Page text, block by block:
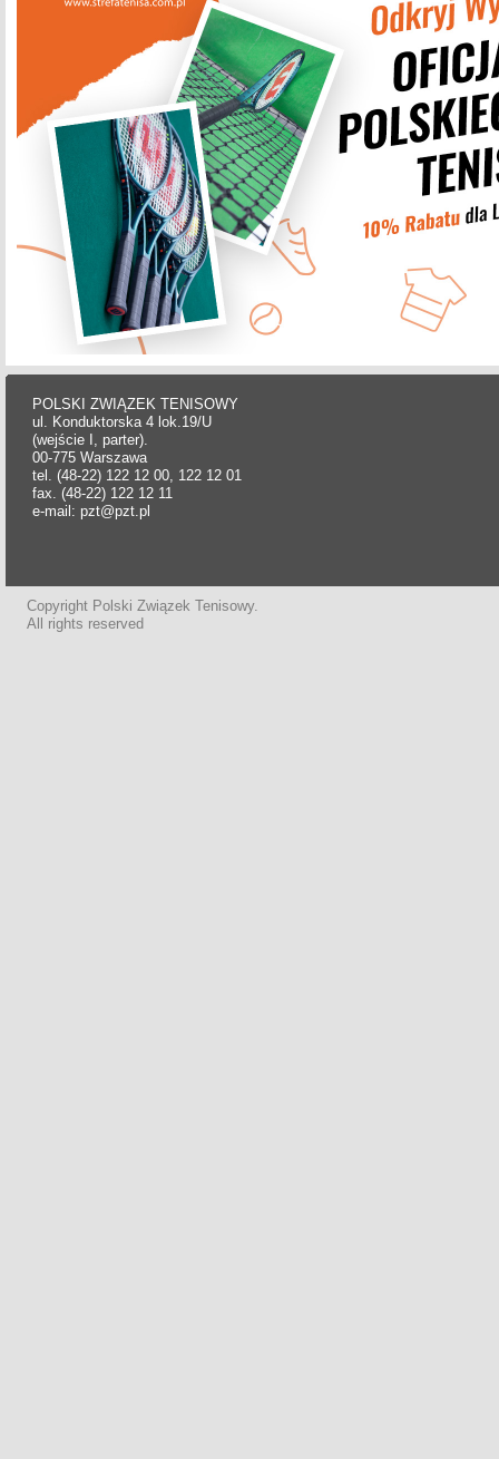
POLSKI ZWIĄZEK TENISOWY
ul. Konduktorska 4 lok.19/U
(wejście I, parter).
00-775 Warszawa
tel. (48-22) 122 12 00, 122 12 01
fax. (48-22) 122 12 11
e-mail: pzt@pzt.pl
Copyright Polski Związek Tenisowy.
All rights reserved